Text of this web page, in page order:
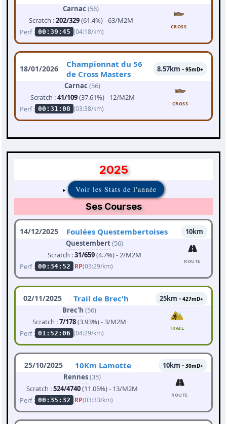
Carnac (56)
Scratch :202/329(61.4%) - 63/M2M
Perf : 00:39:45 (04:18/km)
CROSS
18/01/2026
Championnat du 56
de Cross Masters
8.57km - 95mD+
Carnac (56)
Scratch :41/109(37.61%) - 12/M2M
Perf : 00:31:08 (03:38/km)
CROSS
2025
Voir les Stats de l'année
Ses Courses
14/12/2025 Foulées Questembertoises
10km
Questembert(56)
Scratch :31/659(4.7%) - 2/M2M
Perf : 00:34:52 RP(03:29/km)
ROUTE
02/11/2025 Trail de Brec'h 25km - 427mD+
Brec'h (56)
Scratch :7/178(3.93%) - 3/M2M
Perf : 01:52:06 (04:29/km)
TRAIL
25/10/2025 10Km Lamotte 10km - 30mD+
Rennes(35)
Scratch :524/4740(11.05%) - 13/M2M
Perf : 00:35:32 RP(03:33/km)
ROUTE